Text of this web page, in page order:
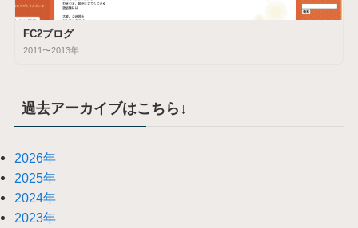
FC2ブログ
2011〜2013年
過去アーカイブはこちら↓
2026年
2025年
2024年
2023年